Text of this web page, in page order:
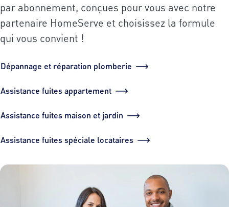
par abonnement, conçues pour vous avec notre
partenaire HomeServe et choisissez la formule
qui vous convient !
Dépannage et réparation plomberie
Assistance fuites appartement
Assistance fuites maison et jardin
Assistance fuites spéciale locataires